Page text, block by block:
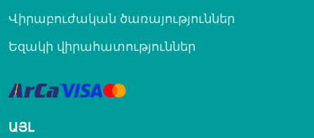
Վիրաբուժական ծառայություններ
Եզակի վիրահատություններ
ԱՅԼ